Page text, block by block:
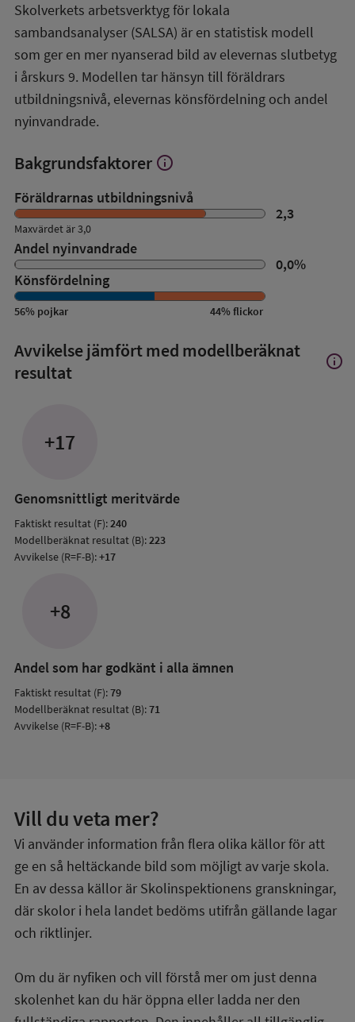
om
SALSA-
översikt
Skolverkets arbetsverktyg för lokala
sambandsanalyser (SALSA) är en statistisk modell
som ger en mer nyanserad bild av elevernas slutbetyg
i årskurs 9. Modellen tar hänsyn till föräldrars
utbildningsnivå, elevernas könsfördelning och andel
nyinvandrade.
Bakgrundsfaktorer Visa
om
Bakgrundsfaktorer
info
Föräldrarnas utbildningsnivå
2,3
Maxvärdet är 3,0
Andel nyinvandrade
0,0%
Könsfördelning
56% pojkar 44%flickor
Avvikelse jämfört med modellberäknat
resultat
Visa
info
+17
Genomsnittligt meritvärde
Faktiskt resultat (F):240
Modellberäknat resultat (B):223
Avvikelse (R=F-B):+17
+8
Andel som har godkänt i alla ämnen
Faktiskt resultat (F):79
Modellberäknat resultat (B):71
Avvikelse (R=F-B):+8
Vill du veta mer?
Vi använder information från flera olika källor för att
ge en så heltäckande bild som möjligt av varje skola.
En av dessa källor är Skolinspektionens granskningar,
där skolor i hela landet bedöms utifrån gällande lagar
och riktlinjer.
Om du är nyfiken och vill förstå mer om just denna
skolenhet kan du här öppna eller ladda ner den